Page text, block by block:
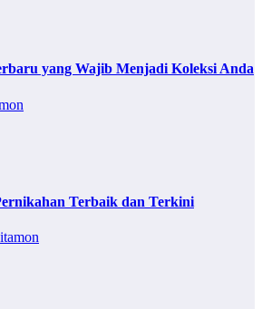
yang Wajib Menjadi Koleksi Anda
Terbaik dan Terkini